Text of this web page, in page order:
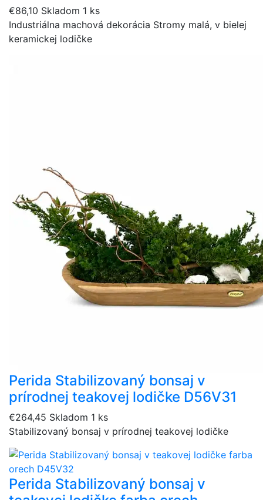
€86,10 Skladom 1 ks
Industriálna machová dekorácia Stromy malá, v bielej
keramickej lodičke
Perida Stabilizovaný bonsaj v
prírodnej teakovej lodičke D56V31
€264,45 Skladom 1 ks
Stabilizovaný bonsaj v prírodnej teakovej lodičke
Perida Stabilizovaný bonsaj v